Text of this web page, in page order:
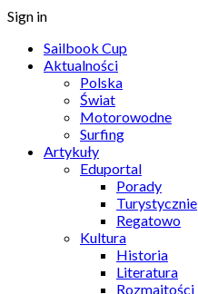
Sign in
Sailbook Cup
Aktualności
Polska
Świat
Motorowodne
Surfing
Artykuły
Eduportal
Porady
Turystycznie
Regatowo
Kultura
Historia
Literatura
Rozmaitości